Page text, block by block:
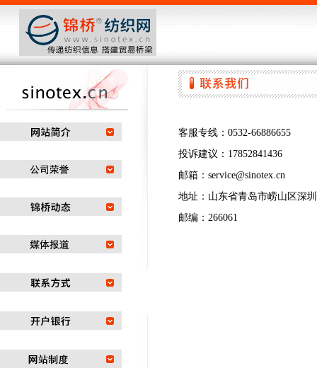
客服专线：0532-66886655
投诉建议：17852841436
邮箱：service@sinotex.cn
地址：山东省青岛市崂山区深
邮编：266061